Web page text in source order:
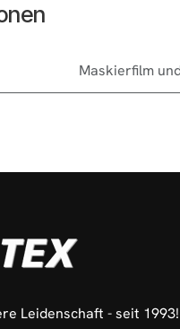
Maskierfilm
Leidenschaft - seit 1993!